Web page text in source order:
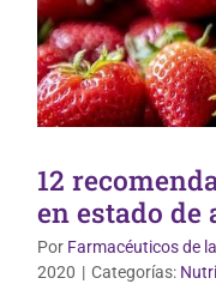
12
en estado de
Por Farmacéuticos de
2020 | Categorías: